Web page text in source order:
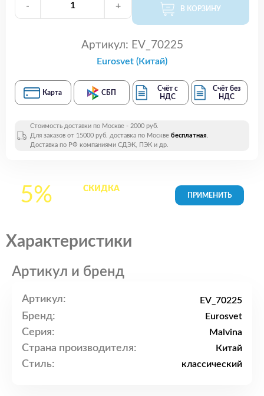
- + В КОРЗИНУ
Артикул: EV_70225
Eurosvet (Китай)
Карта СБП
Счёт с
НДС
Счёт без
НДС
Стоимость доставки по Москве - 2000 руб.
Для заказов от 15000 руб. доставка по Москве бесплатная.
Доставка по РФ компаниями СДЭК, ПЭК и др.
5% СКИДКАна все
Характеристики
Артикул и бренд
Артикул: EV_70225
Бренд: Eurosvet
Серия: Malvina
Страна производителя: Китай
Стиль: классический